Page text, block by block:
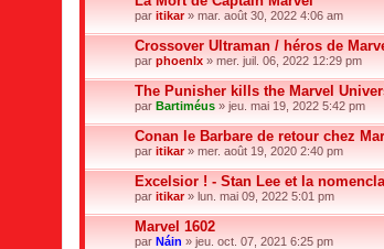
par itikar» mar. août 30, 2022 4:06 am
Crossover Ultraman / héros de
par phoenlx » mer. juil. 06, 2022 12:29 pm
The Punisher kills the Marvel
par Bartiméus » jeu. mai 19, 2022 5:42 pm
Conan le Barbare de retour chez
par itikar» mer. août 19, 2020 2:40 pm
Excelsior ! - Stan Lee et la
par itikar» lun. mai 09, 2022 5:01 pm
Marvel 1602
par Náin » jeu. oct. 07, 2021 6:25 pm